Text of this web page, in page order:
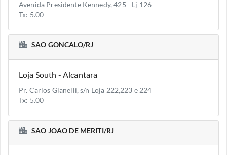
Avenida Presidente Kennedy, 425 - Lj 126
Tx: 5.00
SAO GONCALO/RJ
Loja South - Alcantara
Pr. Carlos Gianelli, s/n Loja 222,223 e 224
Tx: 5.00
SAO JOAO DE MERITI/RJ